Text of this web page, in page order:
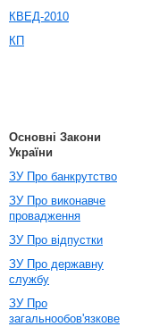
КВЕД-2010
КП
Основні Закони
України
ЗУ Про банкрутство
ЗУ Про виконавче
провадження
ЗУ Про відпустки
ЗУ Про державну
службу
ЗУ Про
загальнообов'язкове